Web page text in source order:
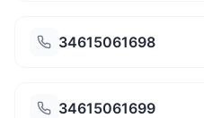
34615061698
34615061699